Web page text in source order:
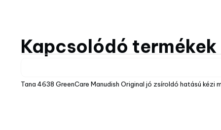
Kapcsolódó termékek
Tana 4638 GreenCare Manudish Original jó zsíroldó hatású kézi